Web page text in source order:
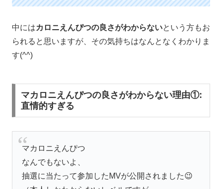
中にはカロニえんぴつの良さがわからないという方もお
られると思いますが、その気持ちはなんとなくわかりま
す(^^)
マカロニえんぴつの良さがわからない理由①:
直情的すぎる
マカロニえんぴつ
なんでもないよ、
抽選に当たって参加したMVが公開されました😉